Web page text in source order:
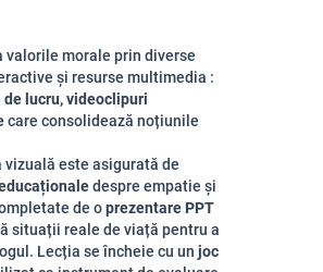
valorile morale prin diverse
și resurse multimedia :
de lucru,videoclipuri
care consolidează noțiunile
vizuală este asigurată de
despre empatie și
de oprezentare PPT
situații reale de viață pentru a
Lecția se încheie cu un joc